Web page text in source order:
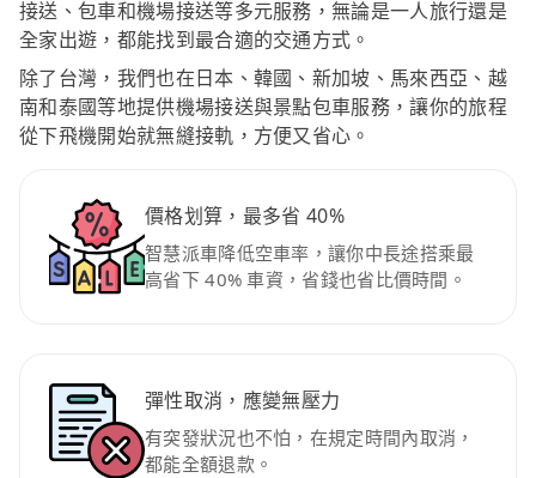
接送、包車和機場接送等多元服務，無論是一人旅行還是
全家出遊，都能找到最合適的交通方式。
除了台灣，我們也在日本、韓國、新加坡、馬來西亞、越
南和泰國等地提供機場接送與景點包車服務，讓你的旅程
從下飛機開始就無縫接軌，方便又省心。
價格划算，最多省 40%
智慧派車降低空車率，讓你中長途搭乘最
高省下 40% 車資，省錢也省比價時間。
彈性取消，應變無壓力
有突發狀況也不怕，在規定時間內取消，
都能全額退款。